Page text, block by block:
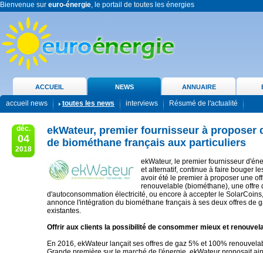
Bienvenue sur euro-énergie, le portail de toutes les énergies
ACCUEIL NEWS ANNUAIRE
accueil news toutes les news interviews Résumé de l'actualité
déc.
04
2018
ekWateur, premier fournisseur à proposer
de biométhane français aux particuliers
ekWateur, le premier fournisseur
et alternatif, continue à faire bouger
avoir été le premier à proposer une
renouvelable (biométhane), une offre
d'autoconsommation électricité, ou encore à accepter le
annonce l'intégration du biométhane français à ses deux offres de
existantes.
Offrir aux clients la possibilité de consommer mieux et
En 2016, ekWateur lançait ses offres de gaz 5% et 100%